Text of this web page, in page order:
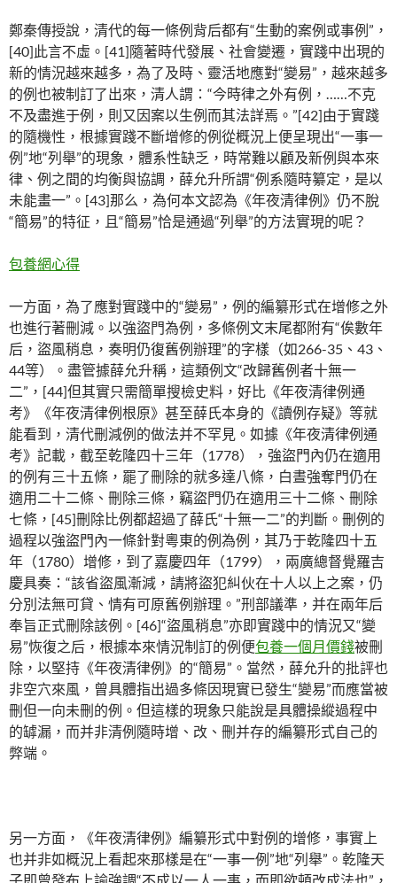
鄭秦傳授說，清代的每一條例背后都有“生動的案例或事例”，
[40]此言不虛。[41]隨著時代發展、社會變遷，實踐中出現的
新的情況越來越多，為了及時、靈活地應對“變易”，越來越多
的例也被制訂了出來，清人謂：“今時律之外有例，……不克
不及盡進于例，則又因案以生例而其法詳焉。”[42]由于實踐
的隨機性，根據實踐不斷增修的例從概況上便呈現出“一事一
例”地“列舉”的現象，體系性缺乏，時常難以顧及新例與本來
律、例之間的均衡與協調，薛允升所謂“例系隨時纂定，是以
未能畫一”。[43]那么，為何本文認為《年夜清律例》仍不脫
“簡易”的特征，且“簡易”恰是通過“列舉”的方法實現的呢？
包養網心得
一方面，為了應對實踐中的“變易”，例的編纂形式在增修之外
也進行著刪減。以強盜門為例，多條例文末尾都附有“俟數年
后，盜風稍息，奏明仍復舊例辦理”的字樣（如266-35、43、
44等）。盡管據薛允升稱，這類例文“改歸舊例者十無一
二”，[44]但其實只需簡單搜檢史料，好比《年夜清律例通
考》《年夜清律例根原》甚至薛氏本身的《讀例存疑》等就
能看到，清代刪減例的做法并不罕見。如據《年夜清律例通
考》記載，截至乾隆四十三年（1778），強盜門內仍在適用
的例有三十五條，罷了刪除的就多達八條，白晝強奪門仍在
適用二十二條、刪除三條，竊盜門仍在適用三十二條、刪除
七條，[45]刪除比例都超過了薛氏“十無一二”的判斷。刪例的
過程以強盜門內一條針對粵東的例為例，其乃于乾隆四十五
年（1780）增修，到了嘉慶四年（1799），兩廣總督覺羅吉
慶具奏：“該省盜風漸減，請將盜犯糾伙在十人以上之案，仍
分別法無可貸、情有可原舊例辦理。”刑部議準，并在兩年后
奉旨正式刪除該例。[46]“盜風稍息”亦即實踐中的情況又“變
易”恢復之后，根據本來情況制訂的例便包養一個月價錢被刪
除，以堅持《年夜清律例》的“簡易”。當然，薛允升的批評也
非空穴來風，曾具體指出過多條因現實已發生“變易”而應當被
刪但一向未刪的例。但這樣的現象只能說是具體操縱過程中
的罅漏，而并非清例隨時增、改、刪并存的編纂形式自己的
弊端。
另一方面，《年夜清律例》編纂形式中對例的增修，事實上
也并非如概況上看起來那樣是在“一事一例”地“列舉”。乾隆天